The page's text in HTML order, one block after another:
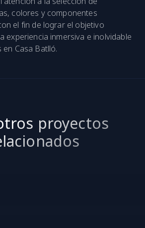
colores y componentes
el fin de lograr el objetivo
experiencia inmersiva e inolvidable
Casa Batlló.
proyectos